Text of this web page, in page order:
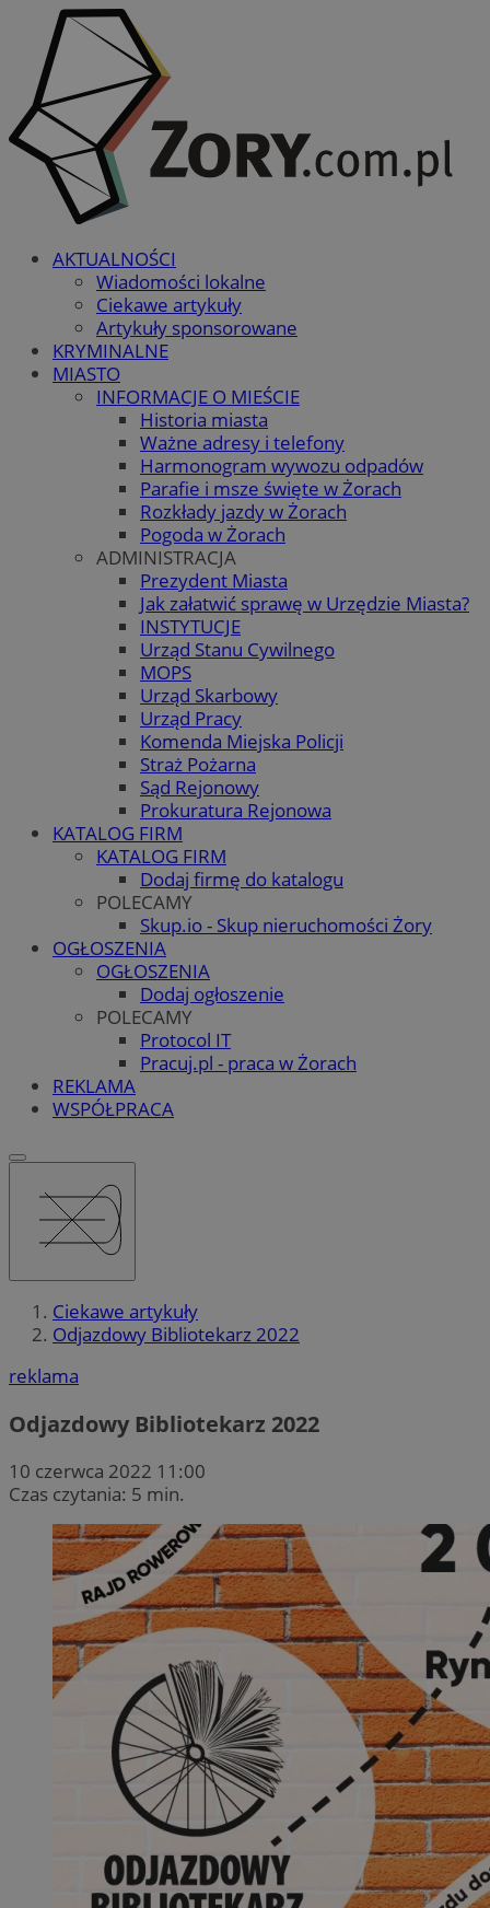
AKTUALNOŚCI
Wiadomości lokalne
Ciekawe artykuły
Artykuły sponsorowane
KRYMINALNE
MIASTO
INFORMACJE O MIEŚCIE
Historia miasta
Ważne adresy i telefony
Harmonogram wywozu odpadów
Parafie i msze święte w Żorach
Rozkłady jazdy w Żorach
Pogoda w Żorach
ADMINISTRACJA
Prezydent Miasta
Jak załatwić sprawę w Urzędzie Miasta?
INSTYTUCJE
Urząd Stanu Cywilnego
MOPS
Urząd Skarbowy
Urząd Pracy
Komenda Miejska Policji
Straż Pożarna
Sąd Rejonowy
Prokuratura Rejonowa
KATALOG FIRM
KATALOG FIRM
Dodaj firmę do katalogu
POLECAMY
Skup.io - Skup nieruchomości Żory
OGŁOSZENIA
OGŁOSZENIA
Dodaj ogłoszenie
POLECAMY
Protocol IT
Pracuj.pl - praca w Żorach
REKLAMA
WSPÓŁPRACA
Ciekawe artykuły
Odjazdowy Bibliotekarz 2022
reklama
Odjazdowy Bibliotekarz 2022
10 czerwca 2022 11:00
Czas czytania: 5 min.